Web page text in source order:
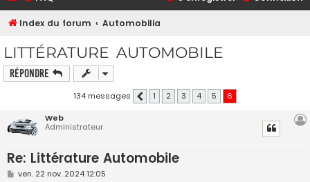
Index du forum Automobilia
LITTÉRATURE AUTOMOBILE
Répondre
134 messages Précédente
1 2 3 4 5
6
Web
Administrateur
Re: Littérature Automobile
M
ven. 22 nov. 2024 12:05